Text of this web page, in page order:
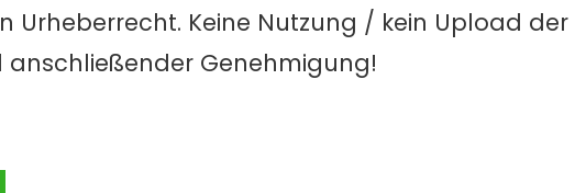
Urheberrecht. Keine Nutzung / kein Upload der
Genehmigung!